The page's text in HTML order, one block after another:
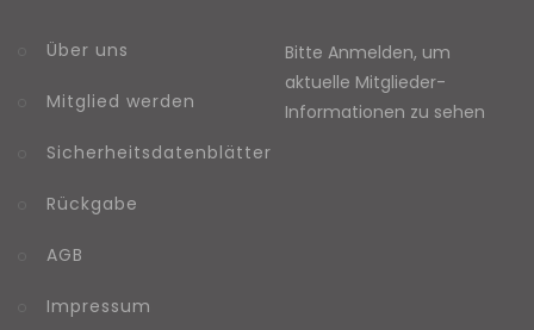
Über uns
Mitglied werden
Sicherheitsdatenblätter
Rückgabe
AGB
Impressum
Bitte Anmelden, um
aktuelle Mitglieder-
Informationen zu sehen